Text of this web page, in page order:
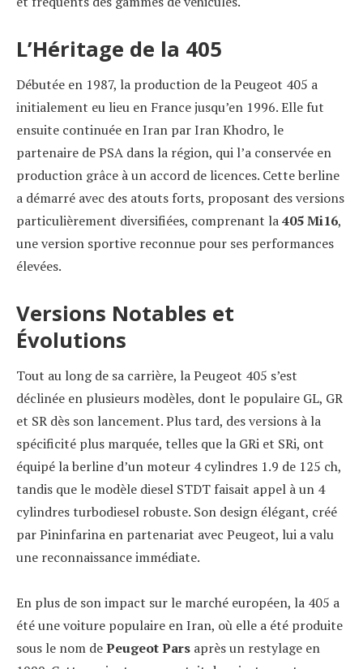
L’Héritage de la 405
Débutée en 1987, la production de la Peugeot 405 a
initialement eu lieu en France jusqu’en 1996. Elle fut
ensuite continuée en Iran par Iran Khodro, le
partenaire de PSA dans la région, qui l’a conservée en
production grâce à un accord de licences. Cette berline
a démarré avec des atouts forts, proposant des versions
particulièrement diversifiées, comprenant la405 Mi16,
une version sportive reconnue pour ses performances
élevées.
Versions Notables et
Évolutions
Tout au long de sa carrière, la Peugeot 405 s’est
déclinée en plusieurs modèles, dont le populaire GL, GR
et SR dès son lancement. Plus tard, des versions à la
spécificité plus marquée, telles que la GRi et SRi, ont
équipé la berline d’un moteur 4 cylindres 1.9 de 125 ch,
tandis que le modèle diesel STDT faisait appel à un 4
cylindres turbodiesel robuste. Son design élégant, créé
par Pininfarina en partenariat avec Peugeot, lui a valu
une reconnaissance immédiate.
En plus de son impact sur le marché européen, la 405 a
été une voiture populaire en Iran, où elle a été produite
sous le nom dePeugeot Pars après un restylage en